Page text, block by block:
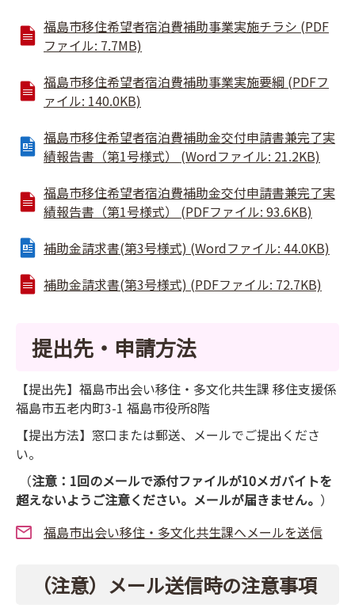
福島市移住希望者宿泊費補助事業実施チラシ (PDF
ファイル: 7.7MB)
福島市移住希望者宿泊費補助事業実施要綱 (PDFフ
ァイル: 140.0KB)
福島市移住希望者宿泊費補助金交付申請書兼完了実
績報告書（第1号様式） (Wordファイル: 21.2KB)
福島市移住希望者宿泊費補助金交付申請書兼完了実
績報告書（第1号様式） (PDFファイル: 93.6KB)
補助金請求書(第3号様式) (Wordファイル: 44.0KB)
補助金請求書(第3号様式) (PDFファイル: 72.7KB)
提出先・申請方法
【提出先】福島市出会い移住・多文化共生課 移住支援係
福島市五老内町3-1 福島市役所8階
【提出方法】窓口または郵送、メールでご提出くださ
い。
（注意：1回のメールで添付ファイルが10メガバイトを
超えないようご注意ください。メールが届きません。 ）
福島市出会い移住・多文化共生課へメールを送信
（注意）メール送信時の注意事項